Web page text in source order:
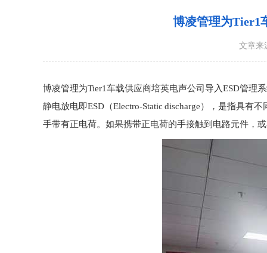
博凌管理为Tier1
文章来
博凌管理为Tier1车载供应商培英电声公司导入ESD管理
静电放电即ESD（Electro-Static discharge），是指具有
手带有正电荷。如果携带正电荷的手接触到电路元件，